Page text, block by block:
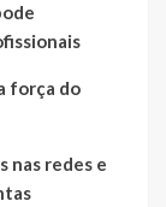
força do
nas redes e